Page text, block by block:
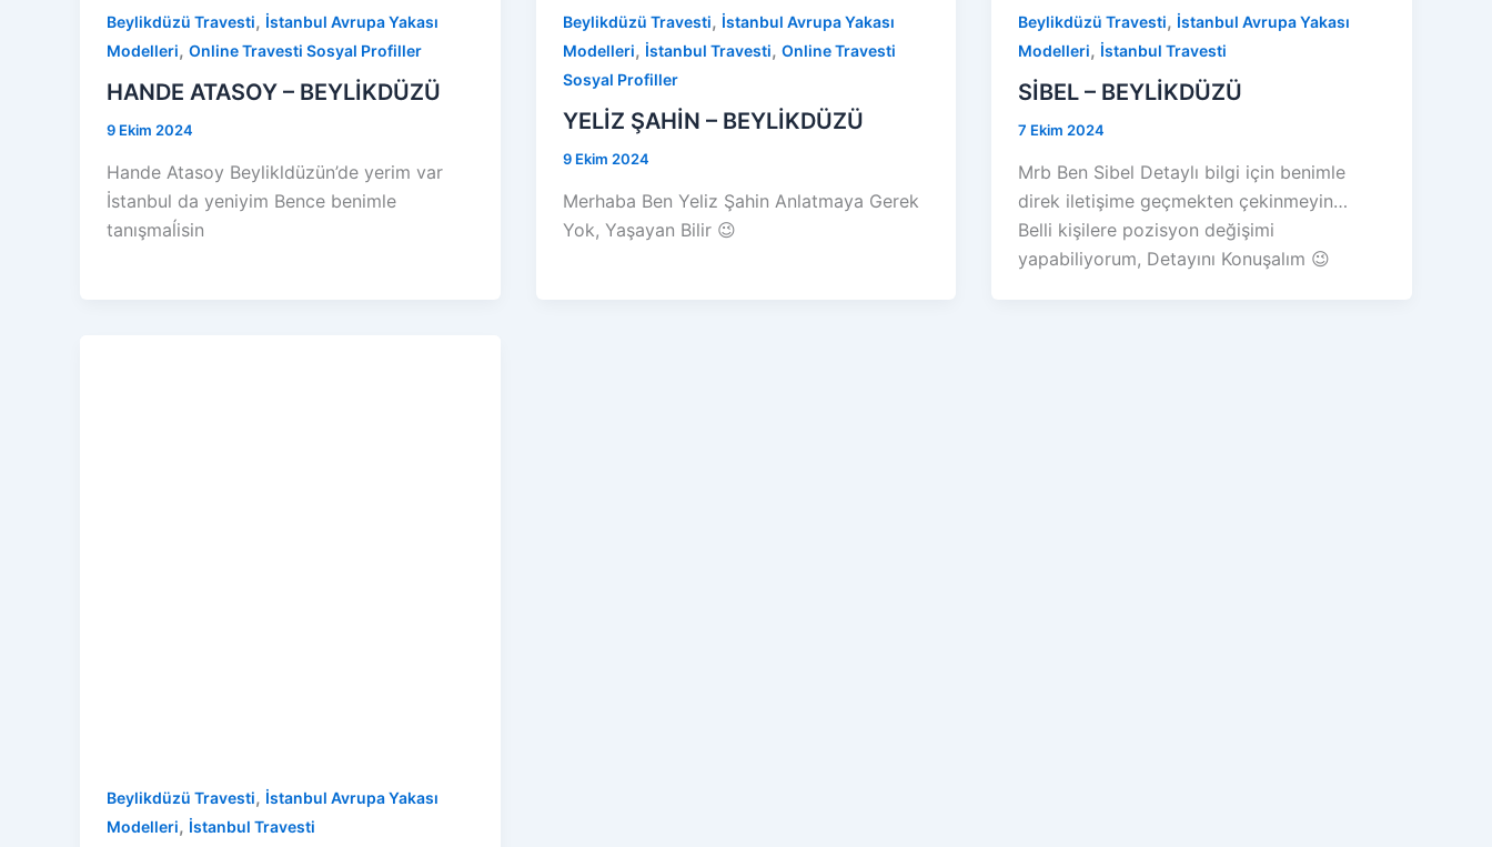
Beylikdüzü Travesti, İstanbul Avrupa Yakası
Modelleri, Online Travesti Sosyal Profiller
HANDE ATASOY – BEYLİKDÜZÜ
9 Ekim 2024
Hande Atasoy Beylikldüzün’de yerim var
İstanbul da yeniyim Bence benimle
tanışmaĺisin
Beylikdüzü Travesti, İstanbul Avrupa Yakası
Modelleri, İstanbul Travesti, Online Travesti
Sosyal Profiller
YELİZ ŞAHİN – BEYLİKDÜZÜ
9 Ekim 2024
Merhaba Ben Yeliz Şahin Anlatmaya Gerek
Yok, Yaşayan Bilir 😉
Beylikdüzü Travesti, İstanbul Avrupa Yakası
Modelleri, İstanbul Travesti
SİBEL – BEYLİKDÜZÜ
7 Ekim 2024
Mrb Ben Sibel Detaylı bilgi için benimle
direk iletişime geçmekten çekinmeyin…
Belli kişilere pozisyon değişimi
yapabiliyorum, Detayını Konuşalım 😉
Beylikdüzü Travesti, İstanbul Avrupa Yakası
Modelleri, İstanbul Travesti